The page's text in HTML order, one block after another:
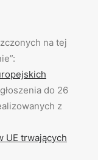
na tej
do 26
z
UE trwających